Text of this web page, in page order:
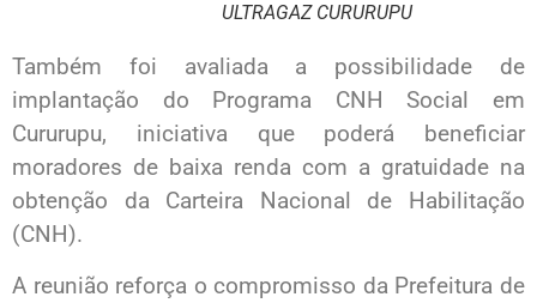
ULTRAGAZ CURURUPU
Também foi avaliada a possibilidade de
implantação do Programa CNH Social em
Cururupu, iniciativa que poderá beneficiar
moradores de baixa renda com a gratuidade na
obtenção da Carteira Nacional de Habilitação
(CNH).
A reunião reforça o compromisso da Prefeitura de